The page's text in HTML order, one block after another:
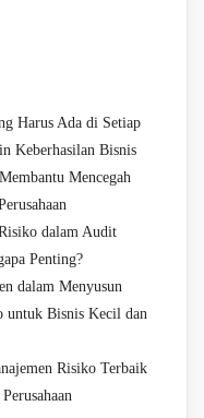
Harus Ada di Setiap
Keberhasilan Bisnis
Mencegah
dalam Audit
Penting?
dalam Menyusun
untuk Bisnis Kecil dan
Risiko Terbaik